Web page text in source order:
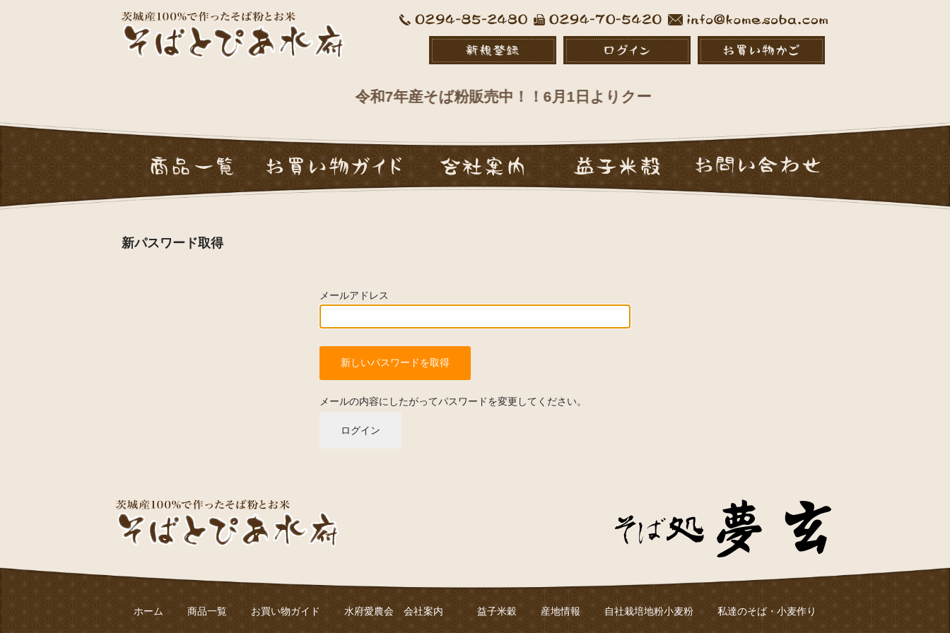
令和7年産そば粉販売中！！6月1日よりクール便での発送となります。
新パスワード取得
メールアドレス
メールの内容にしたがってパスワードを変更してください。
ログイン
ホーム 商品一覧 お買い物ガイド 水府愛農会 会社案内 益子米穀 産地情報 自社栽培地粉小麦粉 私達のそば・小麦作り